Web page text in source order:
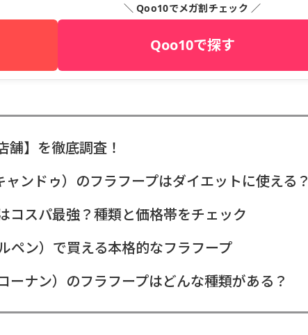
＼ Qoo10でメガ割チェック ／
Qoo10で探す
舗】を徹底調査！
ンドゥ）のフラフープはダイエットに使える？
コスパ最強？種類と価格帯をチェック
ペン）で買える本格的なフラフープ
ーナン）のフラフープはどんな種類がある？